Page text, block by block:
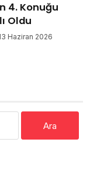
4. Konuğu
Oldu
Haziran 2026